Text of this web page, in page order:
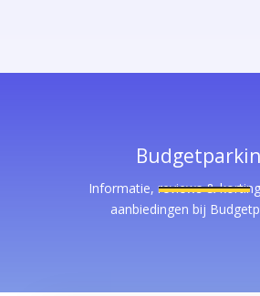
Informatie, reviews &
aanbiedingen bij